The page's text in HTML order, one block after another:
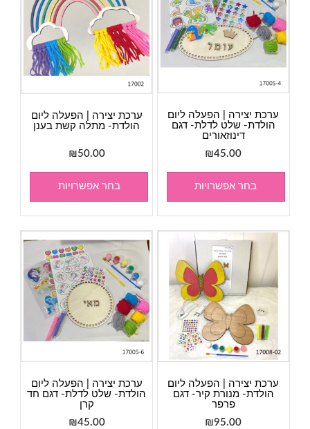
ערכת יצירה | הפעלה ליום
הולדת- שלט לדלת- דגם
דינוזאורים
₪45.00
בחר אפשרויות
ערכת יצירה | הפעלה ליום
הולדת- מתלה קשת בענן
₪50.00
בחר אפשרויות
ערכת יצירה | הפעלה ליום
הולדת- מנורת קיר- דגם
פרפר
₪95.00
ערכת יצירה | הפעלה ליום
הולדת- שלט לדלת- דגם חד
קרן
₪45.00